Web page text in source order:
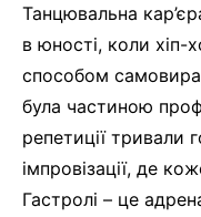
Танцювальна
в юності, коли хіп-
способом
була частиною
репетиції тривали
імпровізації, де
Гастролі – це